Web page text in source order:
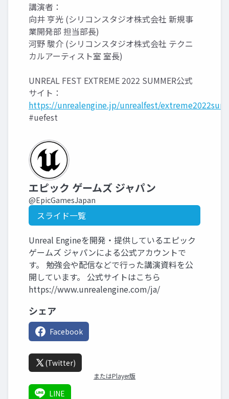
講演者：
向井 亨光 (シリコンスタジオ株式会社 新規事
業開発部 担当部長)
河野 駿介 (シリコンスタジオ株式会社 テクニ
カルアーティスト室 室長)
UNREAL FEST EXTREME 2022 SUMMER公式
サイト：
https://unrealengine.jp/unrealfest/
#uefest
エピック ゲームズ ジャパン
@EpicGamesJapan
スライド一覧
Unreal Engineを開発・提供しているエピック
ゲームズ ジャパンによる公式アカウントで
す。 勉強会や配信などで行った講演資料を公
開しています。 公式サイトはこちら
https://www.unrealengine.com/ja/
シェア
Facebook
(Twitter)
またはPlayer版
LINE